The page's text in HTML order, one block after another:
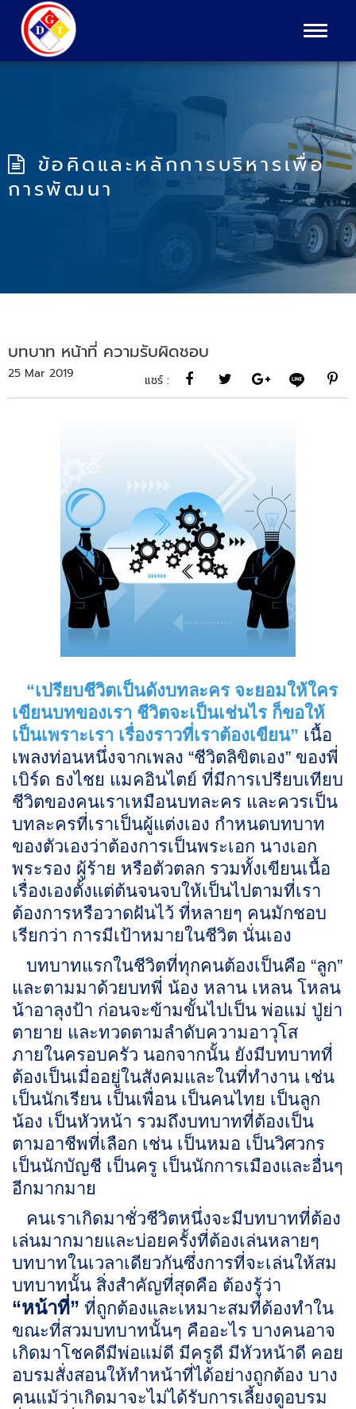
Toggle
ข้อคิดและหลักการบริหารเพื่อ
การพัฒนา
บทบาท หน้าที่ ความรับผิดชอบ
25 Mar 2019 แชร์ :
“เปรียบชีวิตเป็นดังบทละคร จะยอมให้ใคร
เขียนบทของเรา ชีวิตจะเป็นเช่นไร ก็ขอให้
เป็นเพราะเรา เรื่องราวที่เราต้องเขียน” เนื้อ
เพลงท่อนหนึ่งจากเพลง “ชีวิตลิขิตเอง” ของพี่
เบิร์ด ธงไชย แมคอินไตย์ ที่มีการเปรียบเทียบ
ชีวิตของคนเราเหมือนบทละคร และควรเป็น
บทละครที่เราเป็นผู้แต่งเอง กำหนดบทบาท
ของตัวเองว่าต้องการเป็นพระเอก นางเอก
พระรอง ผู้ร้าย หรือตัวตลก รวมทั้งเขียนเนื้อ
เรื่องเองตั้งแต่ต้นจนจบให้เป็นไปตามที่เรา
ต้องการหรือวาดฝันไว้ ที่หลายๆ คนมักชอบ
เรียกว่า การมีเป้าหมายในชีวิต นั่นเอง
บทบาทแรกในชีวิตที่ทุกคนต้องเป็นคือ “ลูก”
และตามมาด้วยบทพี่ น้อง หลาน เหลน โหลน
น้าอาลุงป้า ก่อนจะข้ามขั้นไปเป็น พ่อแม่ ปู่ย่า
ตายาย และทวดตามลำดับความอาวุโส
ภายในครอบครัว นอกจากนั้น ยังมีบทบาทที่
ต้องเป็นเมื่ออยู่ในสังคมและในที่ทำงาน เช่น
เป็นนักเรียน เป็นเพื่อน เป็นคนไทย เป็นลูก
น้อง เป็นหัวหน้า รวมถึงบทบาทที่ต้องเป็น
ตามอาชีพที่เลือก เช่น เป็นหมอ เป็นวิศวกร
เป็นนักบัญชี เป็นครู เป็นนักการเมืองและอื่นๆ
อีกมากมาย
คนเราเกิดมาชั่วชีวิตหนึ่งจะมีบทบาทที่ต้อง
เล่นมากมายและบ่อยครั้งที่ต้องเล่นหลายๆ
บทบาทในเวลาเดียวกันซึ่งการที่จะเล่นให้สม
บทบาทนั้น สิ่งสำคัญที่สุดคือ ต้องรู้ว่า
“หน้าที่” ที่ถูกต้องและเหมาะสมที่ต้องทำใน
ขณะที่สวมบทบาทนั้นๆ คืออะไร บางคนอาจ
เกิดมาโชคดีมีพ่อแม่ดี มีครูดี มีหัวหน้าดี คอย
อบรมสั่งสอนให้ทำหน้าที่ได้อย่างถูกต้อง บาง
คนแม้ว่าเกิดมาจะไม่ได้รับการเลี้ยงดูอบรม